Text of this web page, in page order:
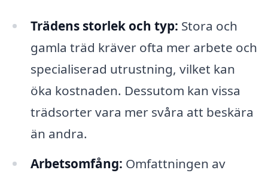
Trädens storlek och typ: Stora och
gamla träd kräver ofta mer arbete och
specialiserad utrustning, vilket kan
öka kostnaden. Dessutom kan vissa
trädsorter vara mer svåra att beskära
än andra.
Arbetsomfång: Omfattningen av